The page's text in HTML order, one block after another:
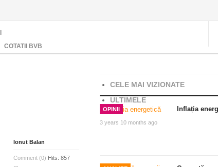
COTATII BVB
Ionut Balan
Comment (0) Hits: 857
CELE MAI VIZIONATE
ULTIMELE
OPINII
3 years 10 months ago
Inflația